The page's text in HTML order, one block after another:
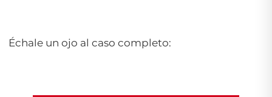
Échale un ojo al caso completo: